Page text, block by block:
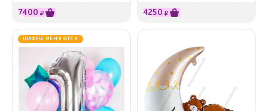
7400 ₽ 4250 ₽
ЦИФРЫ МЕНЯЮТСЯ